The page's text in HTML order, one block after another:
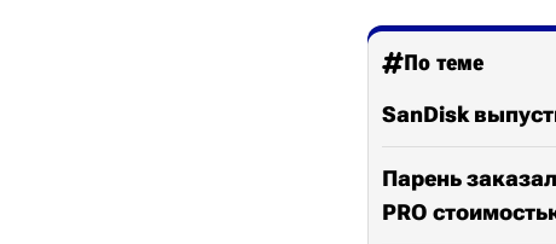
По теме
SanDisk
Парень
PRO